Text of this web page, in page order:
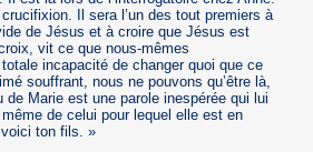
Il sera l’un des tout premiers à
de Jésus et à croire que Jésus est
vit ce que nous-mêmes
incapacité de changer quoi que ce
souffrant, nous ne pouvons qu’être là,
Marie est une parole inespérée qui lui
de celui pour lequel elle est en
ton fils. »